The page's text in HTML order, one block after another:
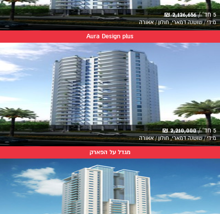
5 חד' / 2,126,656 ₪
מידי / שושנה דמארי, חולון / אאורה
Aura Design plus
5 חד' / 2,210,000 ₪
מידי / שושנה דמארי, חולון / אאורה
מגדל על הפארק